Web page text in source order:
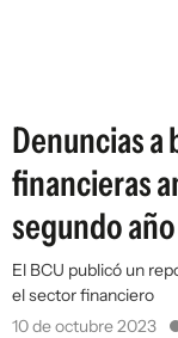
Denuncias
financieras
segundo
El BCU publicó un
el sector financiero
10 de octubre 2023